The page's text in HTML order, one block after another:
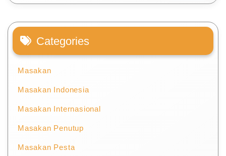
Categories
Masakan
Masakan Indonesia
Masakan Internasional
Masakan Penutup
Masakan Pesta